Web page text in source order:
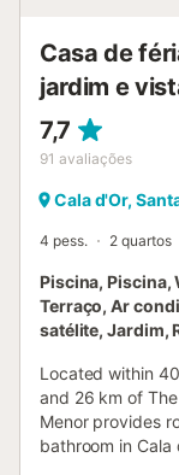
Casa de
jardim e
7,7
91 avaliações
Cala d'Or,
4 pess. 2 quartos
Piscina, Piscina,
Terraço, Ar
satélite, Jardim,
Located within
and 26 km of
Menor provides
bathroom in Cala